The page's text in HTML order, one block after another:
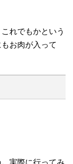
れでもかという
お肉が入って